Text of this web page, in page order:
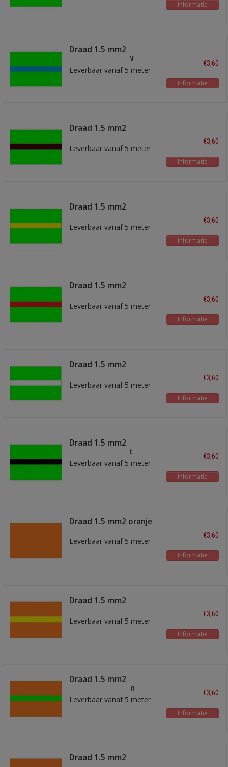
Informatie
Draad 1.5 mm2
lichtgroen/blauw
Leverbaar vanaf 5 meter
€3,60
Informatie
Draad 1.5 mm2
Leverbaar vanaf 5 meter
€3,60
Informatie
Draad 1.5 mm2
Leverbaar vanaf 5 meter
€3,60
Informatie
Draad 1.5 mm2
Leverbaar vanaf 5 meter
€3,60
Informatie
Draad 1.5 mm2
Leverbaar vanaf 5 meter
€3,60
Informatie
Draad 1.5 mm2
lichtgroen/zwart
Leverbaar vanaf 5 meter
€3,60
Informatie
Draad 1.5 mm2 oranje
Leverbaar vanaf 5 meter
€3,60
Informatie
Draad 1.5 mm2
Leverbaar vanaf 5 meter
€3,60
Informatie
Draad 1.5 mm2
oranje/lichtgroen
Leverbaar vanaf 5 meter
€3,60
Informatie
Draad 1.5 mm2